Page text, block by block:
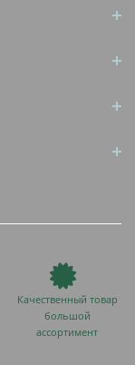
Качественный товар
большой
ассортимент